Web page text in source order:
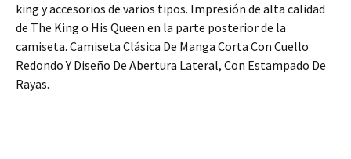
king y accesorios de varios tipos. Impresión de alta calidad
de The King o His Queen en la parte posterior de la
camiseta. Camiseta Clásica De Manga Corta Con Cuello
Redondo Y Diseño De Abertura Lateral, Con Estampado De
Rayas.